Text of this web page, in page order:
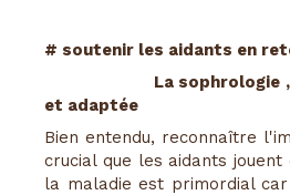
# soutenir les aidants en
La sophrologie , une
et adaptée
Bien entendu, reconnaître
crucial que les aidants
la maladie est primordial